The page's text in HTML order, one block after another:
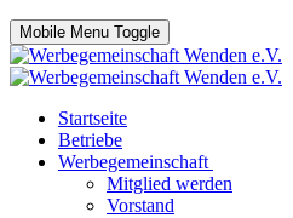
Mobile Menu Toggle
Startseite
Betriebe
Werbegemeinschaft
Mitglied werden
Vorstand